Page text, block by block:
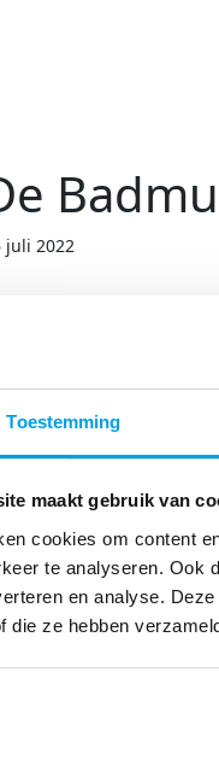
Toestemming
maakt gebruik van
cookies om content
te analyseren. Ook
en analyse.
die ze hebben
juli 2022
je in, maak
mee te doen of
socials en met al je
Zo maken we
te
waarin kanker